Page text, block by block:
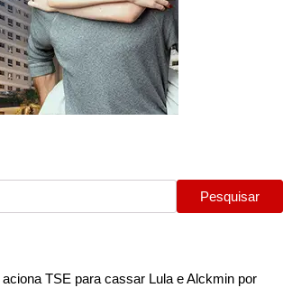
Pesquisar
TSE para cassar Lula e Alckmin por